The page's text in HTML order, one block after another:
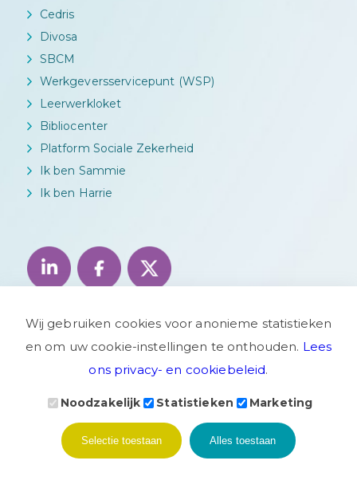
Cedris
Divosa
SBCM
Werkgeversservicepunt (WSP)
Leerwerkloket
Bibliocenter
Platform Sociale Zekerheid
Ik ben Sammie
Ik ben Harrie
Privacyverklaring Disclaimer
Website door
Wij gebruiken cookies voor anonieme statistieken
en om uw cookie-instellingen te onthouden. Lees
ons privacy- en cookiebeleid.
Noodzakelijk Statistieken Marketing
Selectie toestaan Alles toestaan